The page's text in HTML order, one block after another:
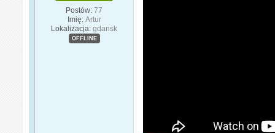
Postów: 77
Imię: Artur
Lokalizacja: gdansk
OFFLINE